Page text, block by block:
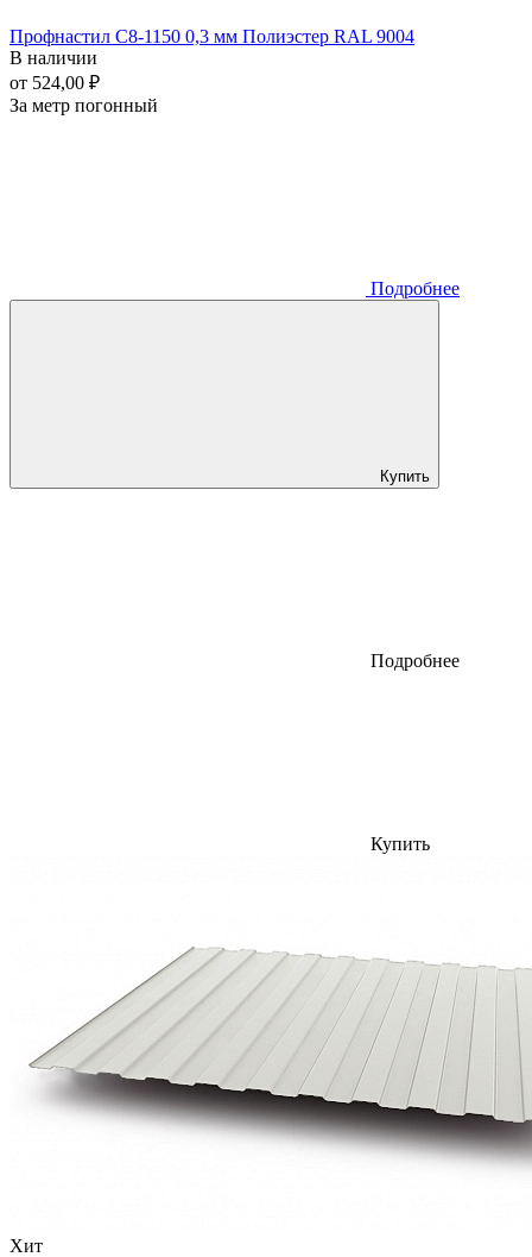
Профнастил С8-1150 0,3 мм Полиэстер RAL 9004
В наличии
от 524,00 ₽
За метр погонный
Подробнее
Купить
Подробнее
Купить
Хит